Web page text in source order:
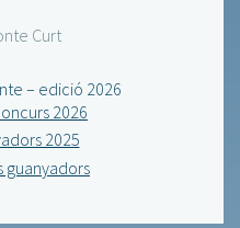
– edició 2026
2026
2025
guanyadors